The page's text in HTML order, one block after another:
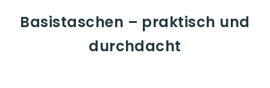
Basistaschen – praktisch und
durchdacht